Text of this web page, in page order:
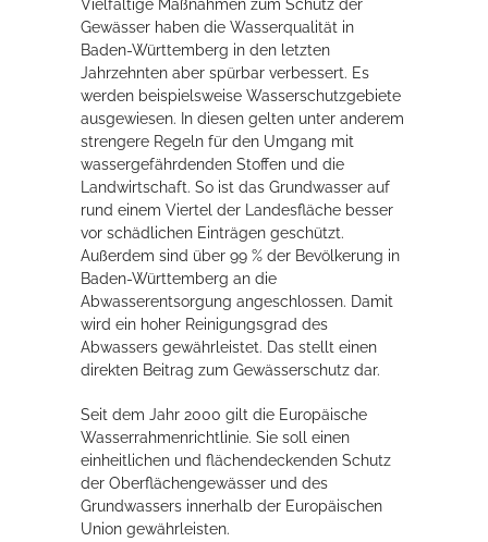
Erleben in Hockenheim
Spaß unter prickelnden Wasserfällen, das rauschende Meer im
Wellenbecken oder doch lieber die pure Entspannung auf der
Sprudelliege im Solebecken?
mehr dazu...
Vielfältige Maßnahmen zum Schutz der
Gewässer haben die Wasserqualität in
Baden-Württemberg in den letzten
Jahrzehnten aber spürbar verbessert. Es
werden beispielsweise Wasserschutzgebiete
ausgewiesen. In diesen gelten unter anderem
strengere Regeln für den Umgang mit
wassergefährdenden Stoffen und die
Landwirtschaft. So ist das Grundwasser auf
rund einem Viertel der Landesfläche besser
vor schädlichen Einträgen geschützt.
Außerdem sind über 99 % der Bevölkerung in
Baden-Württemberg an die
Abwasserentsorgung angeschlossen. Damit
wird ein hoher Reinigungsgrad des
Abwassers gewährleistet. Das stellt einen
direkten Beitrag zum Gewässerschutz dar.
Seit dem Jahr 2000 gilt die Europäische
Wasserrahmenrichtlinie. Sie soll einen
einheitlichen und flächendeckenden Schutz
der Oberflächengewässer und des
Grundwassers innerhalb der Europäischen
Union gewährleisten.